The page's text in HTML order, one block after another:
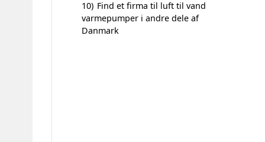
10) Find et firma til luft til vand
varmepumper i andre dele af
Danmark